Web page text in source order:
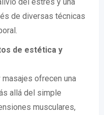
de diversas técnicas
de estética y
ofrecen una
allá del simple
musculares,